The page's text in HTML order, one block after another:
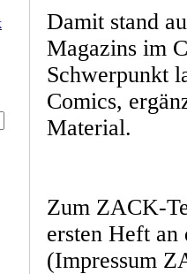
Damit stand
Magazins im
Schwerpunkt
Comics,
Material.
Zum ZACK-
ersten Heft an
(Impressum